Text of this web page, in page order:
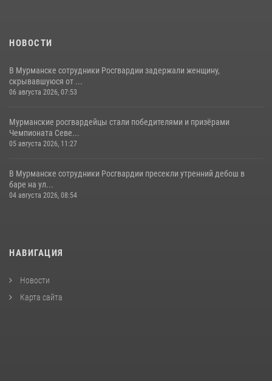
НОВОСТИ
В Мурманске сотрудники Росгвардии задержали женщину,
скрывавшуюся от ...
06 августа 2026, 07:53
Мурманские росгвардейцы стали победителями и призёрами
Чемпионата Севе...
05 августа 2026, 11:27
В Мурманске сотрудники Росгвардии пресекли утренний дебош в
баре на ул...
04 августа 2026, 08:54
НАВИГАЦИЯ
Новости
Карта сайта